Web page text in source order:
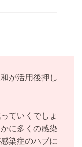
が活用後押し
ていくでしょ
に多くの感染
染症のハブに